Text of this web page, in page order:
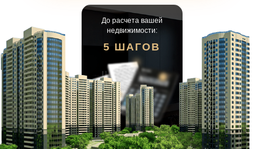
До расчета вашей
недвижимости:
5 ШАГОВ
Бесплатный выезд, анализ аналогов и
письменное заключение. Реальная цена
— не завышенная и не заниженная.
05
Юридическое сопровождение
Проверка документов, договор купли-
продажи, регистрация перехода права.